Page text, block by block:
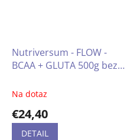
Nutriversum - FLOW -
BCAA + GLUTA 500g bez
Na dotaz
€24,40
DETAIL